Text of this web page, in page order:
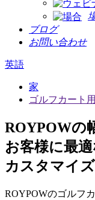
ブログ
お問い合わせ
英語
家
ゴルフカート
ROYPOWの
お客様に最
カスタマイ
ROYPOWのゴルフ